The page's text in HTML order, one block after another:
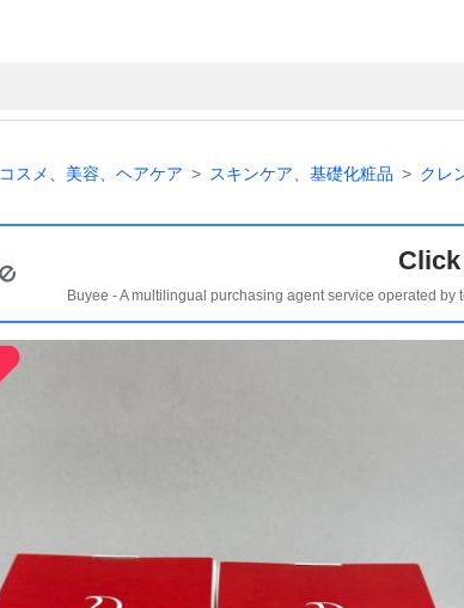
コスメ、美容、ヘアケア スキンケア、基礎化粧品 クレ
Buyee - A multilingual purchasing agent service operated